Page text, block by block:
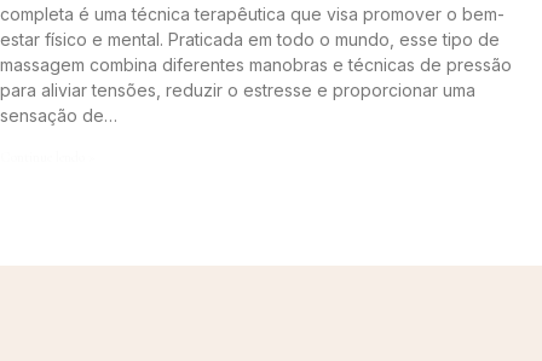
completa é uma técnica terapêutica que visa promover o bem-
estar físico e mental. Praticada em todo o mundo, esse tipo de
massagem combina diferentes manobras e técnicas de pressão
para aliviar tensões, reduzir o estresse e proporcionar uma
sensação de…